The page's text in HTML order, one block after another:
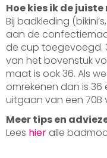
Hoe kies ik de
Bij badkleding
aan de
de cup toegevoegd.
van het bovenstuk
maat is ook 36. Als
omrekenen dan is 36
uitgaan van een
Meer tips en
Lees hier alle